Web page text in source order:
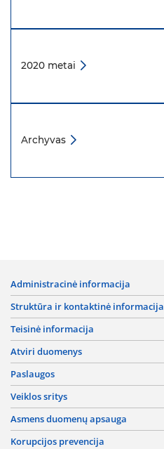
2020 metai
Archyvas
administracinė informacija
struktūra ir kontaktinė informacija
teisinė informacija
atviri duomenys
paslaugos
veiklos sritys
asmens duomenų apsauga
korupcijos prevencija